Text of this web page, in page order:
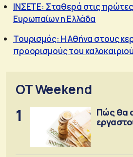
ΙΝΣΕΤΕ: Σταθερά στις
Ευρωπαίων η Ελλάδα
Τουρισμός: Η Αθήνα στους
προορισμούς του καλοκαιριού
OT Weekend
1
Πώς θα